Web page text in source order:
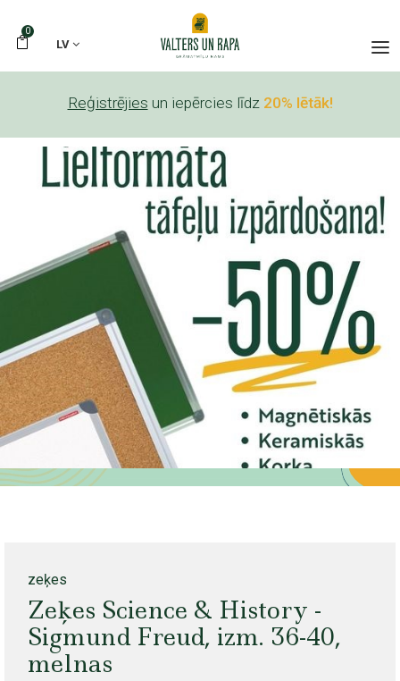
0
LV
Reģistrējies un iepērcies līdz 20% lētāk!
zeķes
Zeķes Science & History -
Sigmund Freud, izm. 36-40,
melnas